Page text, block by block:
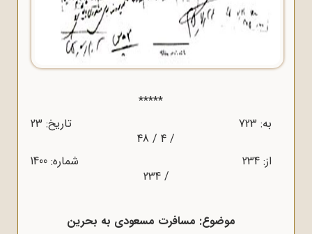
*****
به: 723 تاریخ: 23
/ 4 / 48
از: 234 شماره: 1400
/ 234
موضوع: مسافرت مسعودی به بحرین